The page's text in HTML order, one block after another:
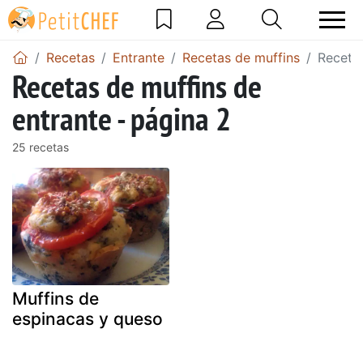
Recetas Entrante Recetas de muffins
Recetas de muffins de
entrante - página 2
25 recetas
Muffins de
espinacas y queso